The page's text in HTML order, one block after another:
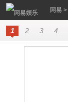
网易 >
1 2 3 4